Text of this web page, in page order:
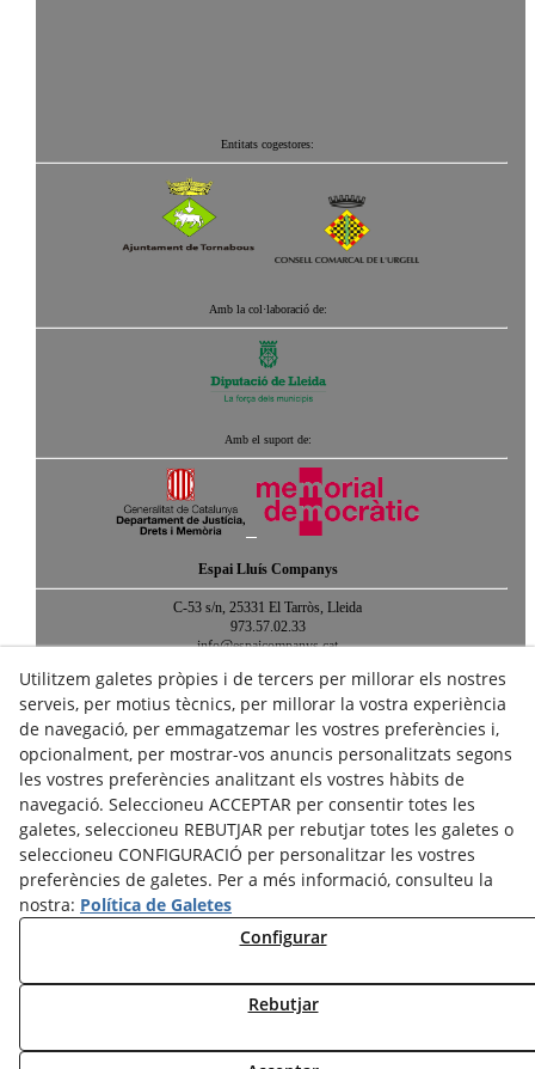
Entitats cogestores:
Amb la col·laboració de:
Amb el suport de:
Espai Lluís Companys
C-53 s/n, 25331 El Tarròs, Lleida
973.57.02.33
info@espaicompanys.cat
Vols saber què ha passat o passarà a l'Espai?
Consulta el nostre blog o subscriu-te al butlletí d'activitats!
Avís legal Política de cookies Política de privacitat
Crèdits Mapa web
© 08/2026 Espai Companys - Tots els drets reservats.
Utilitzem galetes pròpies i de tercers per millorar els nostres
serveis, per motius tècnics, per millorar la vostra experiència
de navegació, per emmagatzemar les vostres preferències i,
opcionalment, per mostrar-vos anuncis personalitzats segons
les vostres preferències analitzant els vostres hàbits de
navegació. Seleccioneu ACCEPTAR per consentir totes les
galetes, seleccioneu REBUTJAR per rebutjar totes les galetes o
seleccioneu CONFIGURACIÓ per personalitzar les vostres
preferències de galetes. Per a més informació, consulteu la
nostra: Política de Galetes
Configurar
Rebutjar